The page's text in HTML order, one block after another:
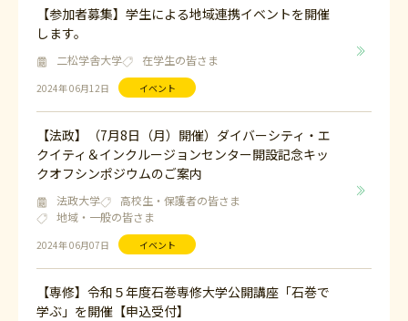
2024年 06月12日 イベント
【参加者募集】学生による地域連携イベントを開催
します。
二松学舎大学 在学生の皆さま
2024年 06月07日 イベント
【法政】（7月8日（月）開催）ダイバーシティ・エ
クイティ＆インクルージョンセンター開設記念キッ
クオフシンポジウムのご案内
法政大学
高校生・保護者の皆さま
地域・一般の皆さま
【専修】令和５年度石巻専修大学公開講座「石巻で
学ぶ」を開催【申込受付】